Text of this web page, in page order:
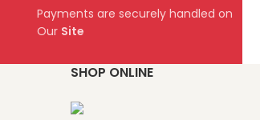
Payments are securely handled on
Our Site
SHOP ONLINE